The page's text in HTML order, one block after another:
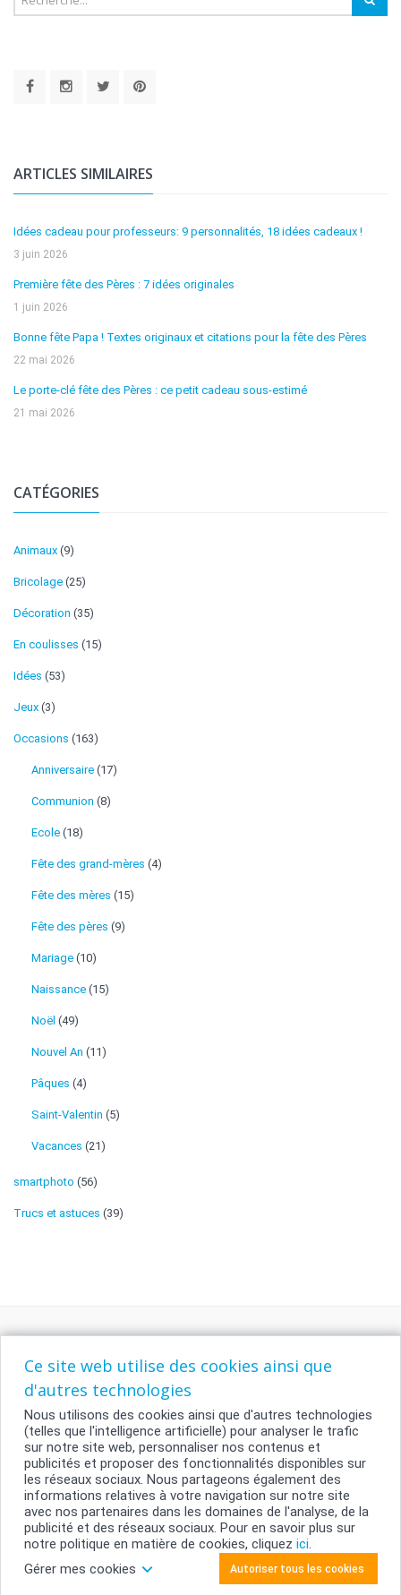
Ce site web utilise des cookies ainsi que
d'autres technologies
Nous utilisons des cookies ainsi que d'autres technologies
(telles que l'intelligence artificielle) pour analyser le trafic
sur notre site web, personnaliser nos contenus et
publicités et proposer des fonctionnalités disponibles sur
les réseaux sociaux. Nous partageons également des
informations relatives à votre navigation sur notre site
avec nos partenaires dans les domaines de l'analyse, de la
publicité et des réseaux sociaux. Pour en savoir plus sur
notre politique en matière de cookies, cliquez ici.
Gérer mes cookies
Autoriser tous les cookies
ARTICLES SIMILAIRES
Idées cadeau pour professeurs: 9 personnalités, 18 idées cadeaux !
3 juin 2026
Première fête des Pères : 7 idées originales
1 juin 2026
Bonne fête Papa ! Textes originaux et citations pour la fête des Pères
22 mai 2026
Le porte-clé fête des Pères : ce petit cadeau sous-estimé
21 mai 2026
CATÉGORIES
Animaux (9)
Bricolage (25)
Décoration (35)
En coulisses (15)
Idées (53)
Jeux (3)
Occasions (163)
Anniversaire (17)
Communion (8)
Ecole (18)
Fête des grand-mères (4)
Fête des mères (15)
Fête des pères (9)
Mariage (10)
Naissance (15)
Noël (49)
Nouvel An (11)
Pâques (4)
Saint-Valentin (5)
Vacances (21)
smartphoto (56)
Trucs et astuces (39)
Contact
Conditions générales
Vie privée
Gestion des cookies